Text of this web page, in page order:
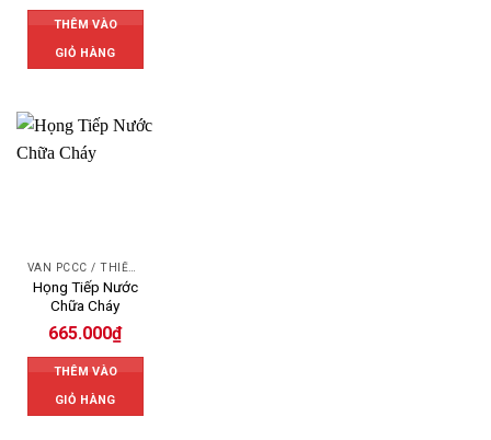
THÊM VÀO
GIỎ HÀNG
Họng Tiếp Nước
Chữa Cháy
665.000₫
THÊM VÀO
GIỎ HÀNG